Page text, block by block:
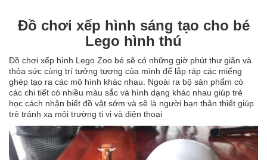
Đồ chơi xếp hình sáng tạo cho bé
Lego hình thú
Đồ chơi xếp hình Lego Zoo bé sẽ có những giờ phút thư giãn và
thỏa sức cùng trí tưởng tượng của mình để lắp ráp các miếng
ghép tạo ra các mô hình khác nhau. Ngoài ra bộ sản phẩm có
các chi tiết có nhiều màu sắc và hình dạng khác nhau giúp trẻ
học cách nhận biết đồ vật sớm và sẽ là người bạn thân thiết giúp
trẻ tránh xa môi trường ti vi và điện thoại